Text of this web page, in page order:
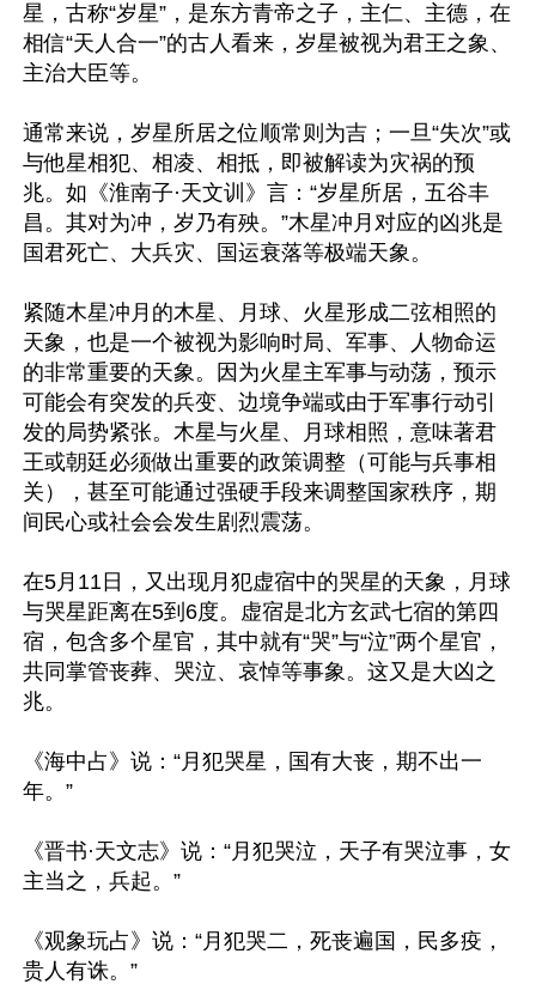
星，古称“岁星”，是东方青帝之子，主仁、主德，在
相信“天人合一”的古人看来，岁星被视为君王之象、
主治大臣等。
通常来说，岁星所居之位顺常则为吉；一旦“失次”或
与他星相犯、相凌、相抵，即被解读为灾祸的预
兆。如《淮南子·天文训》言：“岁星所居，五谷丰
昌。其对为冲，岁乃有殃。”木星冲月对应的凶兆是
国君死亡、大兵灾、国运衰落等极端天象。
紧随木星冲月的木星、月球、火星形成二弦相照的
天象，也是一个被视为影响时局、军事、人物命运
的非常重要的天象。因为火星主军事与动荡，预示
可能会有突发的兵变、边境争端或由于军事行动引
发的局势紧张。木星与火星、月球相照，意味著君
王或朝廷必须做出重要的政策调整（可能与兵事相
关），甚至可能通过强硬手段来调整国家秩序，期
间民心或社会会发生剧烈震荡。
在5月11日，又出现月犯虚宿中的哭星的天象，月球
与哭星距离在5到6度。虚宿‌是北方玄武七宿的第四
宿，包含多个星官，其中就有“哭”‌与‌“泣”‌两个星官，
共同掌管‌丧葬、哭泣、哀悼‌等事象。这又是大凶之
兆。
《海中占》说：“月犯哭星，国有大丧，期不出一
年。”
《晋书·天文志》说：“月犯哭泣，天子有哭泣事，女
主当之，兵起。”
《观象玩占》说：“月犯哭二，死丧遍国，民多疫，
贵人有诛。”